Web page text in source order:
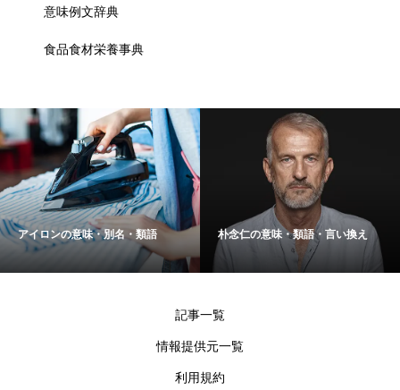
意味例文辞典
食品食材栄養事典
アイロンの意味・別名・類語 朴念仁の意味・類語・言い換え
記事一覧
情報提供元一覧
利用規約